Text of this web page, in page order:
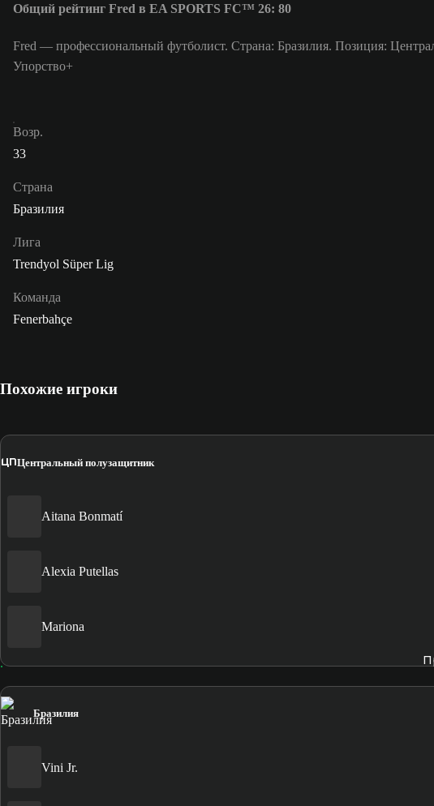
Общий рейтинг Fred в EA SPORTS FC™ 26: 80
Fred — профессиональный футболист. Страна: Бразилия. Позиция:
Упорство+
Возр.
33
Страна
Бразилия
Лига
Trendyol Süper Lig
Команда
Fenerbahçe
Похожие игроки
ЦПЦентральный полузащитник
Aitana Bonmatí
Alexia Putellas
Mariona
Бразилия
Vini Jr.